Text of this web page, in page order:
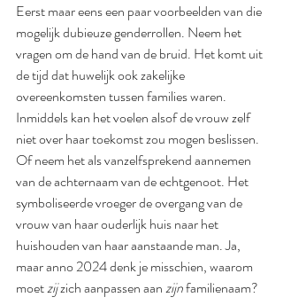
Eerst maar eens een paar voorbeelden van die
mogelijk dubieuze genderrollen. Neem het
vragen om de hand van de bruid. Het komt uit
de tijd dat huwelijk ook zakelijke
overeenkomsten tussen families waren.
Inmiddels kan het voelen alsof de vrouw zelf
niet over haar toekomst zou mogen beslissen.
Of neem het als vanzelfsprekend aannemen
van de achternaam van de echtgenoot. Het
symboliseerde vroeger de overgang van de
vrouw van haar ouderlijk huis naar het
huishouden van haar aanstaande man. Ja,
maar anno 2024 denk je misschien, waarom
moet zij zich aanpassen aan zijn familienaam?